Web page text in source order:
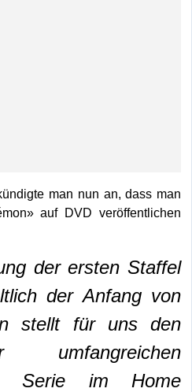
man nun an, dass man
auf DVD veröffentlichen
der ersten Staffel
der Anfang von
stellt für uns den
Serie im Home